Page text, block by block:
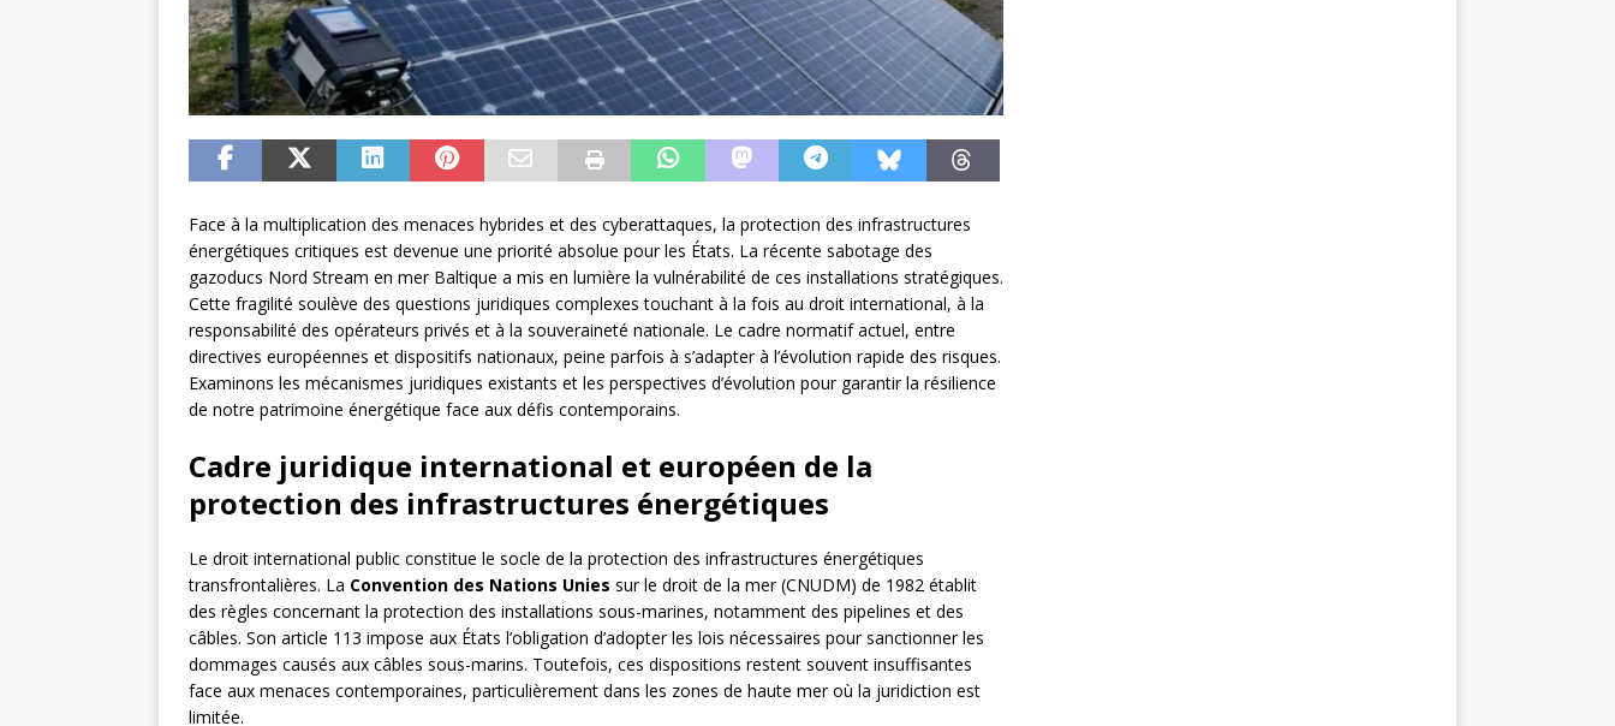
Face à la multiplication des menaces hybrides et des cyberattaques, la protection des infrastructures
énergétiques critiques est devenue une priorité absolue pour les États. La récente sabotage des
gazoducs Nord Stream en mer Baltique a mis en lumière la vulnérabilité de ces installations stratégiques.
Cette fragilité soulève des questions juridiques complexes touchant à la fois au droit international, à la
responsabilité des opérateurs privés et à la souveraineté nationale. Le cadre normatif actuel, entre
directives européennes et dispositifs nationaux, peine parfois à s’adapter à l’évolution rapide des risques.
Examinons les mécanismes juridiques existants et les perspectives d’évolution pour garantir la résilience
de notre patrimoine énergétique face aux défis contemporains.
Cadre juridique international et européen de la
protection des infrastructures énergétiques
Le droit international public constitue le socle de la protection des infrastructures énergétiques
transfrontalières. La Convention des Nations Unies sur le droit de la mer (CNUDM) de 1982 établit
des règles concernant la protection des installations sous-marines, notamment des pipelines et des
câbles. Son article 113 impose aux États l’obligation d’adopter les lois nécessaires pour sanctionner les
dommages causés aux câbles sous-marins. Toutefois, ces dispositions restent souvent insuffisantes
face aux menaces contemporaines, particulièrement dans les zones de haute mer où la juridiction est
limitée.